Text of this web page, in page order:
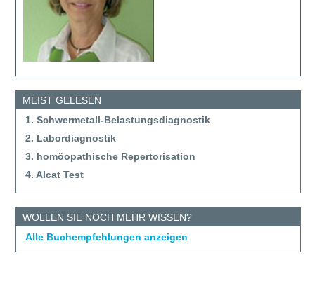
MEIST GELESEN
1. Schwermetall-Belastungsdiagnostik
2. Labordiagnostik
3. homöopathische Repertorisation
4. Alcat Test
WOLLEN SIE NOCH MEHR WISSEN?
Alle Buchempfehlungen anzeigen